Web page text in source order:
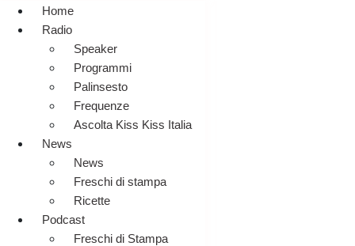
Home
Radio
Speaker
Programmi
Palinsesto
Frequenze
Ascolta Kiss Kiss Italia
News
News
Freschi di stampa
Ricette
Podcast
Freschi di Stampa